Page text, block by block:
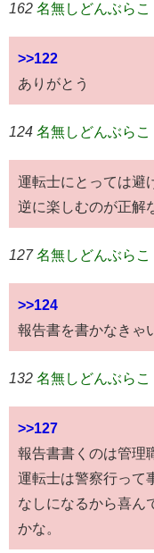
162 名無しどんぶらこ
>>122
ありがとう
124 名無しどんぶらこ
運転士にとっては避
逆に楽しむのが正解
127 名無しどんぶらこ
>>124
報告書を書かなきゃ
132 名無しどんぶらこ
>>127
報告書書くのは管理
運転士は警察行って
なしになるから喜ん
かな。